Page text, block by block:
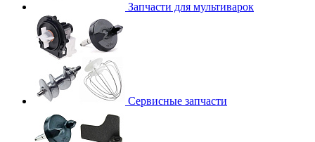
Запчасти для мультиварок
Сервисные запчасти